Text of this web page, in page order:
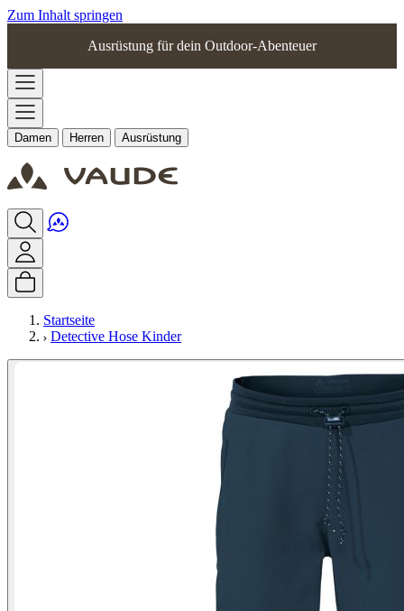
Zum Inhalt springen
Ausrüstung für dein Outdoor-Abenteuer
Damen Herren Ausrüstung
Startseite
Detective Hose Kinder